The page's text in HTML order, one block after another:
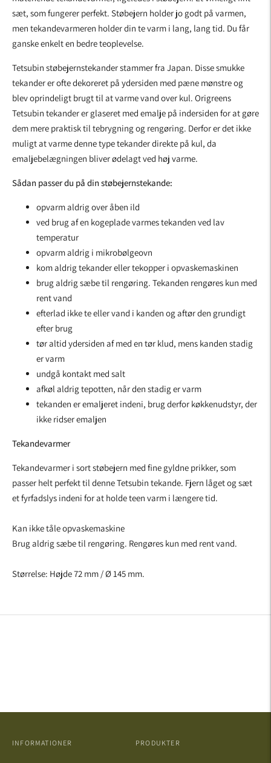
kurven
sæt, som fungerer perfekt. Støbejern holder jo godt på varmen,
men tekandevarmeren holder din te varm i lang, lang tid. Du får
ganske enkelt en bedre teoplevelse.
Tetsubin støbejernstekander stammer fra Japan. Disse smukke
tekander er ofte dekoreret på ydersiden med pæne mønstre og
blev oprindeligt brugt til at varme vand over kul. Origreens
Tetsubin tekander er glaseret med emalje på indersiden for at gøre
dem mere praktisk til tebrygning og rengøring. Derfor er det ikke
muligt at varme denne type tekander direkte på kul, da
emaljebelægningen bliver ødelagt ved høj varme.
Sådan passer du på din støbejernstekande:
opvarm aldrig over åben ild
ved brug af en kogeplade varmes tekanden ved lav
temperatur
opvarm aldrig i mikrobølgeovn
kom aldrig tekander eller tekopper i opvaskemaskinen
brug aldrig sæbe til rengøring. Tekanden rengøres kun med
rent vand
efterlad ikke te eller vand i kanden og aftør den grundigt
efter brug
tør altid ydersiden af med en tør klud, mens kanden stadig
er varm
undgå kontakt med salt
afkøl aldrig tepotten, når den stadig er varm
tekanden er emaljeret indeni, brug derfor køkkenudstyr, der
ikke ridser emaljen
Tekandevarmer
Tekandevarmer i sort støbejern med fine gyldne prikker, som
passer helt perfekt til denne Tetsubin tekande. Fjern låget og sæt
et fyrfadslys indeni for at holde teen varm i længere tid.
Kan ikke tåle opvaskemaskine
Brug aldrig sæbe til rengøring. Rengøres kun med rent vand.
Størrelse: Højde 72 mm / Ø 145 mm.
INFORMATIONER PRODUKTER